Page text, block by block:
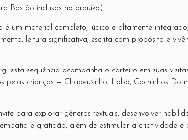
Bastão inclusas no arquivo)
um material completo, lúdico e altamente
leitura significativa, escrita com propósito e
esta sequência acompanha o carteiro em suas
pelas crianças — Chapeuzinho, Lobo, Cachinhos
para explorar gêneros textuais, desenvolver
e gratidão, além de estimular a criatividade e